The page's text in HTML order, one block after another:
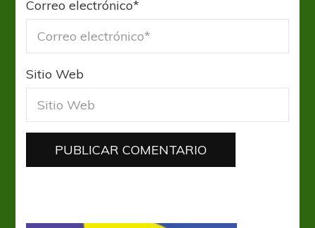
Correo electrónico*
Sitio Web